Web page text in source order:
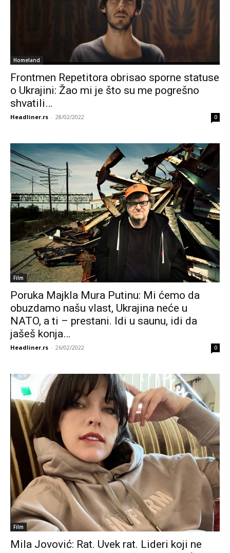
Homeland
Frontmen Repetitora obrisao sporne statuse
o Ukrajini: Žao mi je što su me pogrešno
shvatili…
Headliner.rs - 28/02/2022 0
Film
Poruka Majkla Mura Putinu: Mi ćemo da
obuzdamo našu vlast, Ukrajina neće u
NATO, a ti – prestani. Idi u saunu, idi da
jašeš konja…
Headliner.rs - 26/02/2022 0
Film
Mila Jovović: Rat. Uvek rat. Lideri koji ne